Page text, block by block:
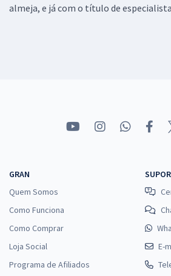
almeja, e já com o título de
GRAN
Quem Somos
Como Funciona
Como Comprar
Loja Social
Programa de Afiliados
E-